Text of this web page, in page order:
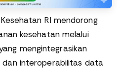
RI mendorong
kesehatan melalui
mengintegrasikan
interoperabilitas data